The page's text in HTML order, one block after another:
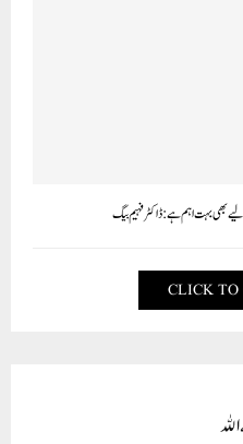
بہت اہم ہے: ڈاکٹر فہیم بیگ
CLICK TO